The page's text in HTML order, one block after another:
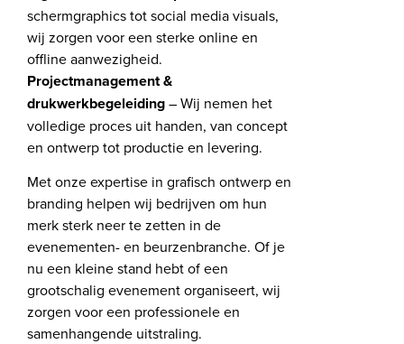
schermgraphics tot social media visuals,
wij zorgen voor een sterke online en
offline aanwezigheid.
Projectmanagement &
drukwerkbegeleiding– Wij nemen het
volledige proces uit handen, van concept
en ontwerp tot productie en levering.
Met onze expertise in grafisch ontwerp en
branding helpen wij bedrijven om hun
merk sterk neer te zetten in de
evenementen- en beurzenbranche. Of je
nu een kleine stand hebt of een
grootschalig evenement organiseert, wij
zorgen voor een professionele en
samenhangende uitstraling.